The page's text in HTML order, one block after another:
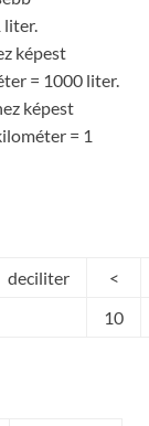
liter.
képest
= 1000 liter.
képest
= 1
deciliter
<
10